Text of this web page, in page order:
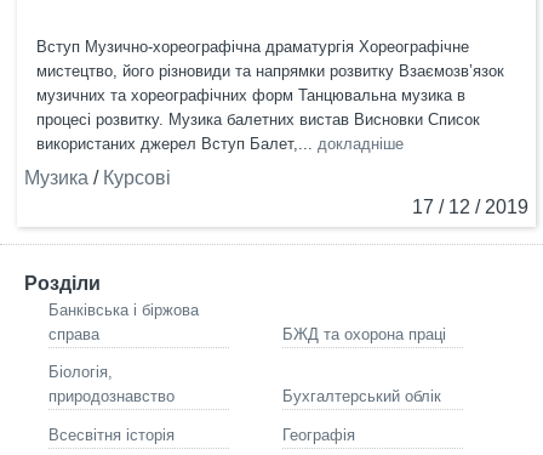
Вступ Музично-хореографічна драматургія Хореографічне
мистецтво, його різновиди та напрямки розвитку Взаємозв’язок
музичних та хореографічних форм Танцювальна музика в
процесі розвитку. Музика балетних вистав Висновки Список
використаних джерел Вступ Балет,... докладніше
Музика / Курсові
17 / 12 / 2019
Розділи
Банківська і біржова
справа
БЖД та охорона праці
Біологія,
природознавство
Бухгалтерський облік
Всесвітня історія Географія